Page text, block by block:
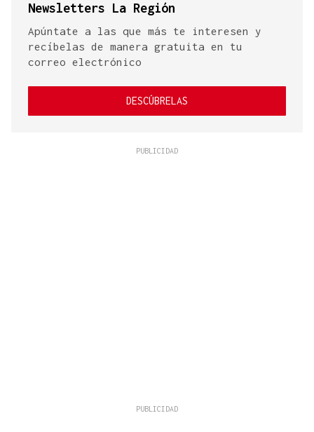
Newsletters La Región
Apúntate a las que más te interesen y
recíbelas de manera gratuita en tu
correo electrónico
DESCÚBRELAS